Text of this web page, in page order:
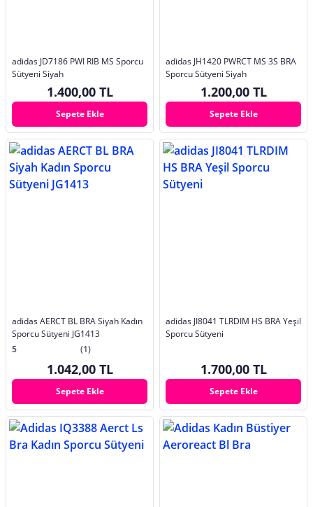
adidas JD7186 PWI RIB MS Sporcu
Sütyeni Siyah
1.400,00 TL
Sepete Ekle
adidas JH1420 PWRCT MS 3S BRA
Sporcu Sütyeni Siyah
1.200,00 TL
Sepete Ekle
adidas AERCT BL BRA Siyah Kadın
Sporcu Sütyeni JG1413
5
(1)
1.042,00 TL
Sepete Ekle
adidas JI8041 TLRDIM HS BRA Yeşil
Sporcu Sütyeni
1.700,00 TL
Sepete Ekle